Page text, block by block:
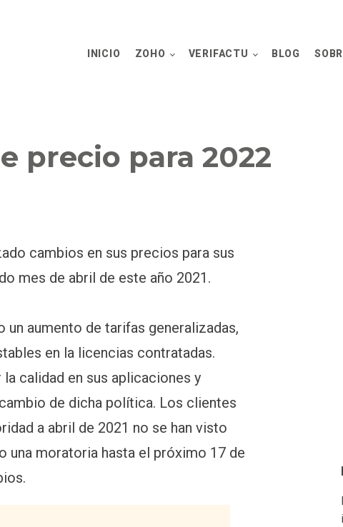
INICIO ZOHO VERIFACTU BLOG
precio para 2022
cambios en sus precios para sus
mes de abril de este año 2021.
un aumento de tarifas generalizadas,
en la licencias contratadas.
calidad en sus aplicaciones y
de dicha política. Los clientes
a abril de 2021 no se han visto
una moratoria hasta el próximo 17 de